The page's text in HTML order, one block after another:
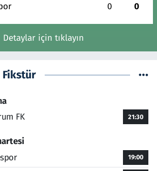
0 0
Detaylar için tıklayın
Fikstür
FK
21:30
19:00